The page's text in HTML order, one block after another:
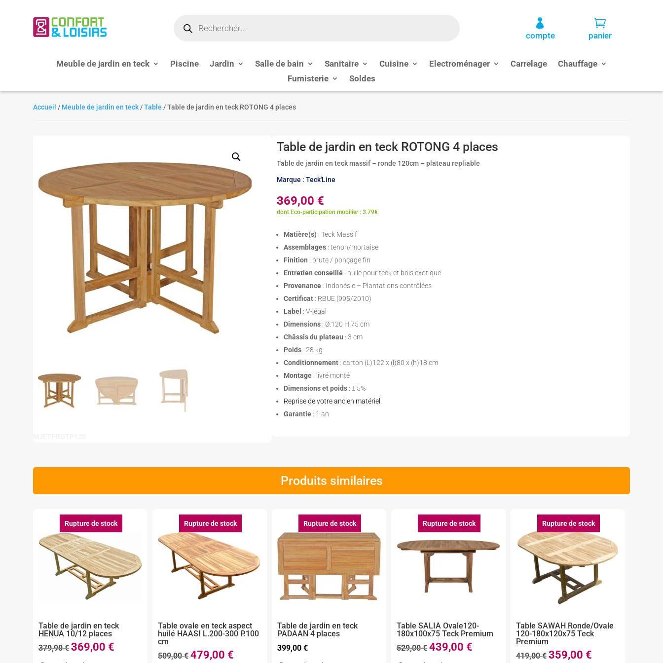
produits

compte

panier
Meuble de jardin en teck Piscine Jardin Salle de bain Sanitaire Cuisine Electroménager Carrelage
Chauffage
Fumisterie
Soldes
Accueil / Meuble de jardin en teck /Table / Table de jardin en teck ROTONG 4 places
Table de jardin en teck ROTONG 4 places
Table de jardin en teck massif – ronde 120cm – plateau repliable
Marque : Teck'Line
369,00 €
dont Eco-participation mobilier : 3.79€
Matière(s) : Teck Massif
Assemblages : tenon/mortaise
Finition : brute / ponçage fin
Entretien conseillé : huile pour teck et bois exotique
Provenance : Indonésie – Plantations contrôlées
Certificat : RBUE (995/2010)
Label : V-legal
Dimensions : Ø.120 H.75 cm
Châssis du plateau : 3 cm
Poids : 28 kg
Conditionnement : carton (L)122 x (l)80 x (h)18 cm
Montage : livré monté
Dimensions et poids : ± 5%
Reprise de votre ancien matériel
Garantie : 1 an
Produits similaires
Rupture de stock
Table de jardin en teck
HENUA 10/12 places
379,90€ Le
prix
369,00 €
Rupture de stock
Table ovale en teck aspect
huilé HAASI L.200-300 P.100
cm
509,00€ Le
479,00 €
Rupture de stock
Table de jardin en teck
PADAAN 4 places
399,00€
Rupture de stock
Table SALIA Ovale120-
180x100x75 Teck Premium
529,00€ Le
prix
439,00 €Le
Rupture de stock
Table SAWAH Ronde/Ovale
120-180x120x75 Teck
Premium
419,00€ Le
359,00 €Le